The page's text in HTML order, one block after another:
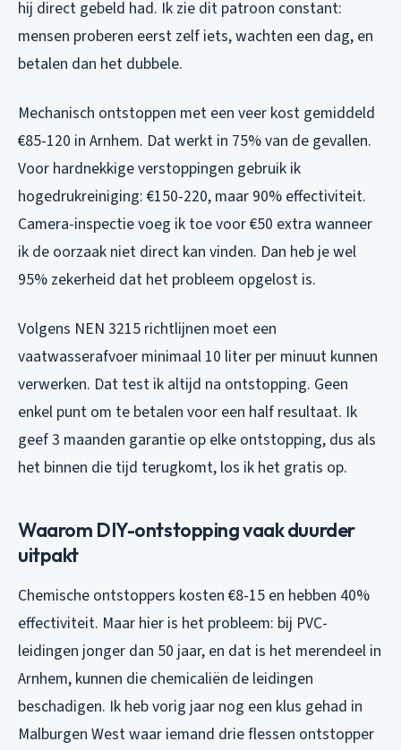
hij direct gebeld had. Ik zie dit patroon constant:
mensen proberen eerst zelf iets, wachten een dag, en
betalen dan het dubbele.
Mechanisch ontstoppen met een veer kost gemiddeld
€85-120 in Arnhem. Dat werkt in 75% van de gevallen.
Voor hardnekkige verstoppingen gebruik ik
hogedrukreiniging: €150-220, maar 90% effectiviteit.
Camera-inspectie voeg ik toe voor €50 extra wanneer
ik de oorzaak niet direct kan vinden. Dan heb je wel
95% zekerheid dat het probleem opgelost is.
Volgens NEN 3215 richtlijnen moet een
vaatwasserafvoer minimaal 10 liter per minuut kunnen
verwerken. Dat test ik altijd na ontstopping. Geen
enkel punt om te betalen voor een half resultaat. Ik
geef 3 maanden garantie op elke ontstopping, dus als
het binnen die tijd terugkomt, los ik het gratis op.
Waarom DIY-ontstopping vaak duurder
uitpakt
Chemische ontstoppers kosten €8-15 en hebben 40%
effectiviteit. Maar hier is het probleem: bij PVC-
leidingen jonger dan 50 jaar, en dat is het merendeel in
Arnhem, kunnen die chemicaliën de leidingen
beschadigen. Ik heb vorig jaar nog een klus gehad in
Malburgen West waar iemand drie flessen ontstopper